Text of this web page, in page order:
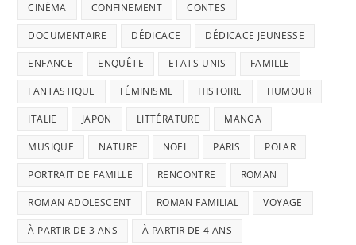
CINÉMA CONFINEMENT CONTES
DOCUMENTAIRE DÉDICACE DÉDICACE JEUNESSE
ENFANCE ENQUÊTE ETATS-UNIS FAMILLE
FANTASTIQUE FÉMINISME HISTOIRE HUMOUR
ITALIE JAPON LITTÉRATURE MANGA
MUSIQUE NATURE NOËL PARIS POLAR
PORTRAIT DE FAMILLE RENCONTRE ROMAN
ROMAN ADOLESCENT ROMAN FAMILIAL VOYAGE
À PARTIR DE 3 ANS À PARTIR DE 4 ANS